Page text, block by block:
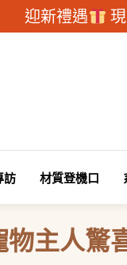
迎新禮遇
訪 材質登機口
物主人